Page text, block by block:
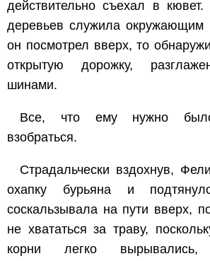
действительно съехал в
деревьев служила окружающим
он посмотрел вверх, то
открытую дорожку,
шинами.
Все, что ему нужно
взобраться.
Страдальчески вздохнув,
охапку бурьяна и
соскальзывала на пути вверх,
не хвататься за траву,
корни легко